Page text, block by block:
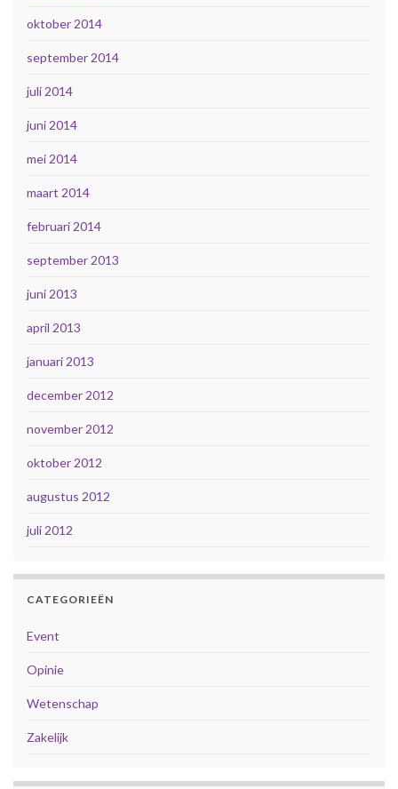
oktober 2014
september 2014
juli 2014
juni 2014
mei 2014
maart 2014
februari 2014
september 2013
juni 2013
april 2013
januari 2013
december 2012
november 2012
oktober 2012
augustus 2012
juli 2012
CATEGORIEËN
Event
Opinie
Wetenschap
Zakelijk